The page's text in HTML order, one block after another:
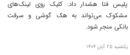
پلیس فتا هشدار داد: کلیک روی لینک‌های
مشکوک می‌تواند به هک گوشی و سرقت
بانکی منجر شود.
یکشنبه 25 آبان 1404